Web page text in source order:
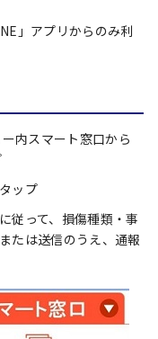
」アプリからのみ利
内スマート窓口から
ップ
従って、損傷種類・事
たは送信のうえ、通報